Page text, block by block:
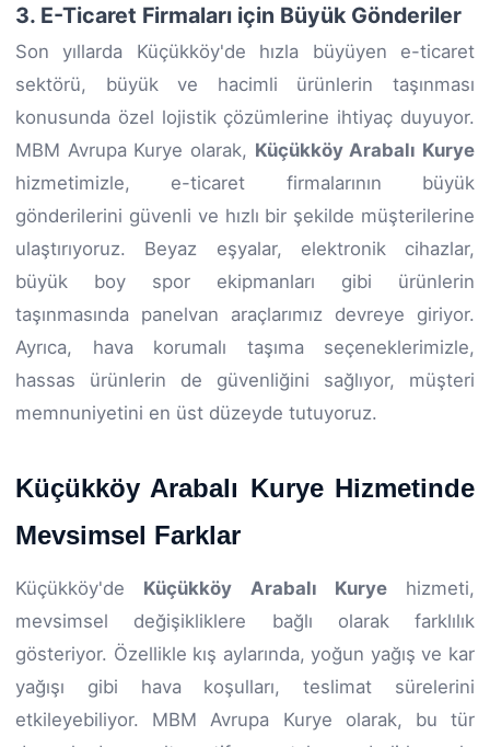
3. E-Ticaret Firmaları için Büyük Gönderiler
Son yıllarda Küçükköy'de hızla büyüyen e-ticaret
sektörü, büyük ve hacimli ürünlerin taşınması
konusunda özel lojistik çözümlerine ihtiyaç duyuyor.
MBM Avrupa Kurye olarak, Küçükköy Arabalı Kurye
hizmetimizle, e-ticaret firmalarının büyük
gönderilerini güvenli ve hızlı bir şekilde müşterilerine
ulaştırıyoruz. Beyaz eşyalar, elektronik cihazlar,
büyük boy spor ekipmanları gibi ürünlerin
taşınmasında panelvan araçlarımız devreye giriyor.
Ayrıca, hava korumalı taşıma seçeneklerimizle,
hassas ürünlerin de güvenliğini sağlıyor, müşteri
memnuniyetini en üst düzeyde tutuyoruz.
Küçükköy Arabalı Kurye Hizmetinde
Mevsimsel Farklar
Küçükköy'de Küçükköy Arabalı Kuryehizmeti,
mevsimsel değişikliklere bağlı olarak farklılık
gösteriyor. Özellikle kış aylarında, yoğun yağış ve kar
yağışı gibi hava koşulları, teslimat sürelerini
etkileyebiliyor. MBM Avrupa Kurye olarak, bu tür